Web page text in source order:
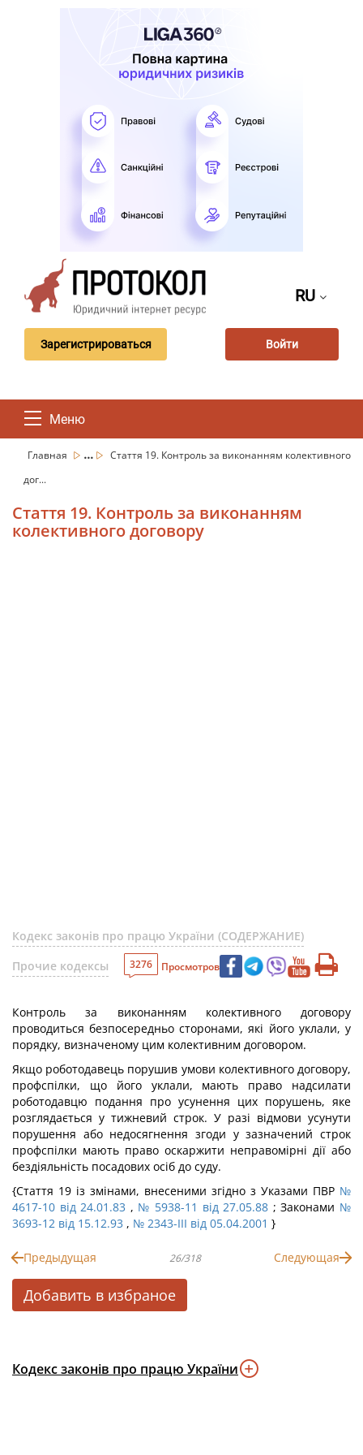
RU
Зарегистрироваться Войти
Меню
Главная ...
Стаття 19. Контроль за виконанням колективного
дог...
Стаття 19. Контроль за виконанням
колективного договору
Кодекс законів про працю України (СОДЕРЖАНИЕ)
Прочие кодексы
3276 Просмотров
Контроль за виконанням колективного договору
проводиться безпосередньо сторонами, які його уклали, у
порядку, визначеному цим колективним договором.
Якщо роботодавець порушив умови колективного договору,
профспілки, що його уклали, мають право надсилати
роботодавцю подання про усунення цих порушень, яке
розглядається у тижневий строк. У разі відмови усунути
порушення або недосягнення згоди у зазначений строк
профспілки мають право оскаржити неправомірні дії або
бездіяльність посадових осіб до суду.
{Стаття 19 із змінами, внесеними згідно з Указами ПВР №
4617-10 від 24.01.83 , № 5938-11 від 27.05.88 ; Законами №
3693-12 від 15.12.93 , № 2343-III від 05.04.2001 }
Предыдущая 26/318 Следующая
Добавить в избраное
Кодекс законів про працю України